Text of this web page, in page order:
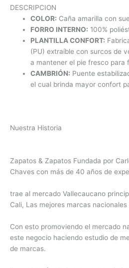
DESCRIPCION
COLOR: Caña amarilla con
FORRO INTERNO: 100%
PLANTILLA CONFORT:
(PU) extraíble con surcos de
a mantener el pie fresco para
CAMBRIÓN: Puente
el cual brinda mayor confort
Nuestra Historia
Zapatos & Zapatos Fundada por
Chaves con más de 40 años de
trae al mercado Vallecaucano
Cali, Las mejores marcas nacionales
Con esto promoviendo el mercado
este negocio haciendo estudio de
de marcas.